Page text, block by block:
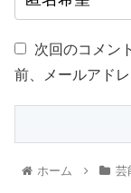
次回のコメン
前、メールアド
ホーム 芸